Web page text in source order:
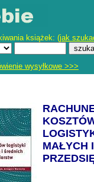
książek: (jak
wysyłkowe >>>
MAŁYCH